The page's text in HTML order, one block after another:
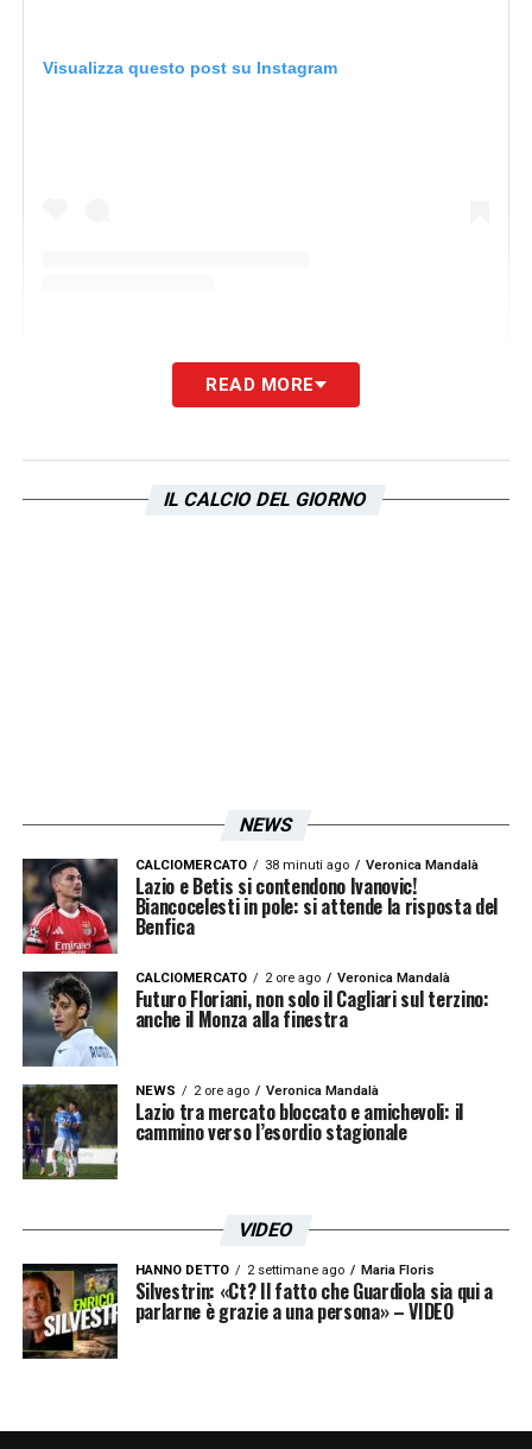
Visualizza questo post su Instagram
READ MORE
IL CALCIO DEL GIORNO
NEWS
CALCIOMERCATO 38 minuti ago Veronica Mandalà
Lazio e Betis si contendono Ivanovic!
Biancocelesti in pole: si attende la risposta del
Benfica
CALCIOMERCATO 2 ore ago Veronica Mandalà
Futuro Floriani, non solo il Cagliari sul terzino:
anche il Monza alla finestra
NEWS 2 ore ago Veronica Mandalà
Lazio tra mercato bloccato e amichevoli: il
cammino verso l’esordio stagionale
VIDEO
HANNO DETTO 2 settimane ago Maria Floris
Silvestrin: «Ct? Il fatto che Guardiola sia qui a
parlarne è grazie a una persona» – VIDEO